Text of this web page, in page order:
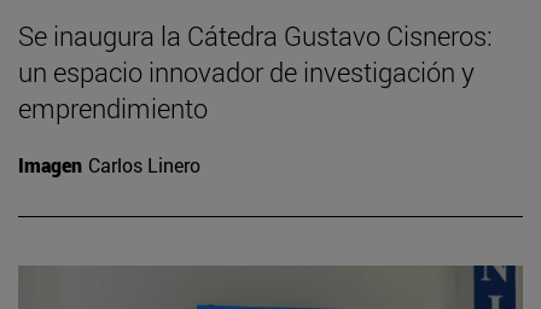
Se inaugura la Cátedra Gustavo Cisneros:
un espacio innovador de investigación y
emprendimiento
Imagen Carlos Linero